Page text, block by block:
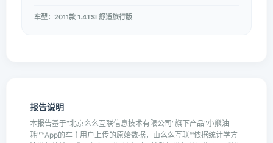
车型：2011款 1.4TSI 舒适旅行版
报告说明
本报告基于"北京么么互联信息技术有限公司"旗下产品"小熊油
耗"™App的车主用户上传的原始数据，由么么互联™依据统计学方